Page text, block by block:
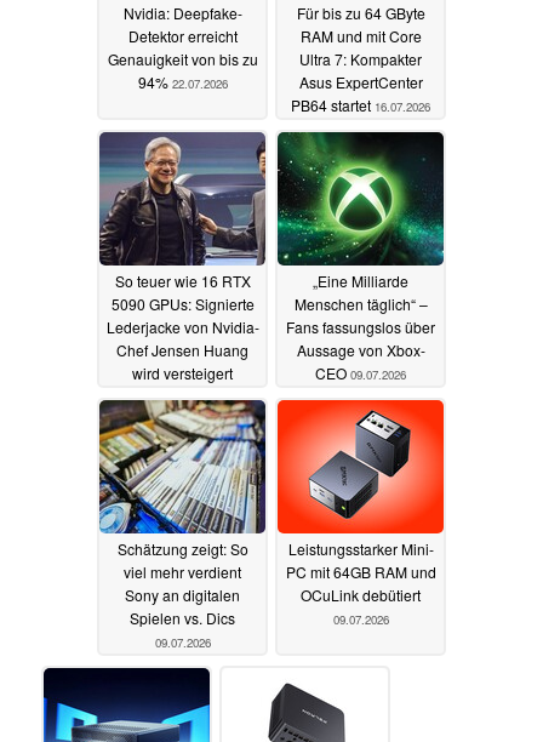
Nvidia: Deepfake-
Detektor erreicht
Genauigkeit von bis zu
94% 22.07.2026
Für bis zu 64 GByte
RAM und mit Core
Ultra 7: Kompakter
Asus ExpertCenter
PB64 startet 16.07.2026
So teuer wie 16 RTX
5090 GPUs: Signierte
Lederjacke von Nvidia-
Chef Jensen Huang
wird versteigert
10.07.2026
„Eine Milliarde
Menschen täglich“ –
Fans fassungslos über
Aussage von Xbox-
CEO 09.07.2026
Schätzung zeigt: So
viel mehr verdient
Sony an digitalen
Spielen vs. Dics
09.07.2026
Leistungsstarker Mini-
PC mit 64GB RAM und
OCuLink debütiert
09.07.2026